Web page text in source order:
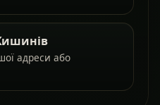
адреси або